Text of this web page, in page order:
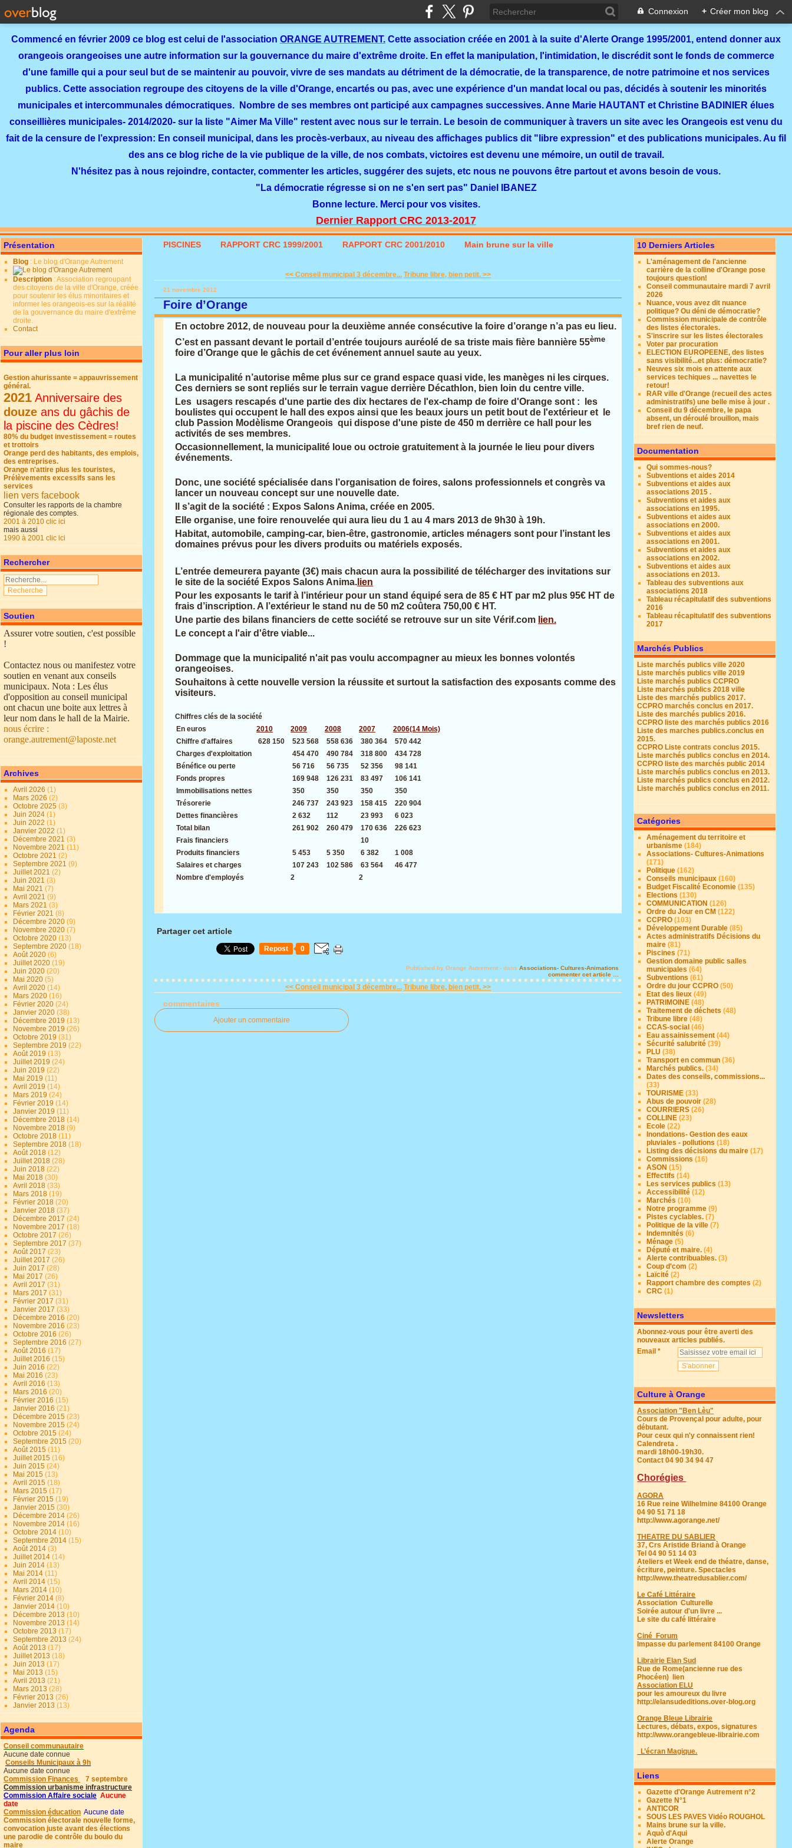
Connexion + Créer mon blog
Commencé en février 2009 ce blog est celui de l'association ORANGE AUTREMENT. Cette association créée en 2001 à la suite d'Alerte Orange 1995/2001, entend donner aux
orangeois orangeoises une autre information sur la gouvernance du maire d'extrême droite. En effet la manipulation, l'intimidation, le discrédit sont le fonds de commerce
d'une famille qui a pour seul but de se maintenir au pouvoir, vivre de ses mandats au détriment de la démocratie, de la transparence, de notre patrimoine et nos services
publics. Cette association regroupe des citoyens de la ville d'Orange, encartés ou pas, avec une expérience d'un mandat local ou pas, décidés à soutenir les minorités
municipales et intercommunales démocratiques. Nombre de ses membres ont participé aux campagnes successives. Anne Marie HAUTANT et Christine BADINIER élues
conseillières municipales- 2014/2020- sur la liste "Aimer Ma Ville" restent avec nous sur le terrain. Le besoin de communiquer à travers un site avec les Orangeois est venu du
fait de la censure de l’expression: En conseil municipal, dans les procès-verbaux, au niveau des affichages publics dit "libre expression" et des publications municipales. Au fil
des ans ce blog riche de la vie publique de la ville, de nos combats, victoires est devenu une mémoire, un outil de travail.
N'hésitez pas à nous rejoindre, contacter, commenter les articles, suggérer des sujets, etc nous ne pouvons être partout et avons besoin de vous.
"La démocratie régresse si on ne s'en sert pas" Daniel IBANEZ
Bonne lecture. Merci pour vos visites.
Dernier Rapport CRC 2013-2017
Présentation
Blog : Le blog d'Orange Autrement
Description : Association regroupant
des citoyens de la ville d'Orange, créée
pour soutenir les élus minoritaires et
informer les orangeois-es sur la réalité
de la gouvernance du maire d'extrême
droite.
Contact
Pour aller plus loin
Gestion ahurissante = appauvrissement
général.
2021 Anniversaire des
douze ans du gâchis de
la piscine des Cèdres!
80% du budget investissement = routes
et trottoirs
Orange perd des habitants, des emplois,
des entreprises.
Orange n'attire plus les touristes,
Prélèvements excessifs sans les
services
lien vers facebook
Consulter les rapports de la chambre
régionale des comptes.
2001 à 2010 clic ici
mais aussi
1990 à 2001 clic ici
Rechercher
Soutien
Assurer votre soutien, c'est possible
!
Contactez nous ou manifestez votre
soutien en venant aux conseils
municipaux. Nota : Les élus
d'opposition au conseil municipal
ont chacun une boite aux lettres à
leur nom dans le hall de la Mairie.
nous écrire :
orange.autrement@laposte.net
Archives
Avril 2026(1)
Mars 2026(2)
Octobre 2025(3)
Juin 2024(1)
Juin 2022(1)
Janvier 2022(1)
Décembre 2021(3)
Novembre 2021(11)
Octobre 2021(2)
Septembre 2021(9)
Juillet 2021(2)
Juin 2021(3)
Mai 2021(7)
Avril 2021(9)
Mars 2021(3)
Février 2021(8)
Décembre 2020(9)
Novembre 2020(7)
Octobre 2020(13)
Septembre 2020(18)
Août 2020(6)
Juillet 2020(19)
Juin 2020(20)
Mai 2020(5)
Avril 2020(14)
Mars 2020(16)
Février 2020(24)
Janvier 2020(38)
Décembre 2019(13)
Novembre 2019(26)
Octobre 2019(31)
Septembre 2019(22)
Août 2019(13)
Juillet 2019(24)
Juin 2019(22)
Mai 2019(11)
Avril 2019(14)
Mars 2019(24)
Février 2019(14)
Janvier 2019(11)
Décembre 2018(14)
Novembre 2018(9)
Octobre 2018(11)
Septembre 2018(18)
Août 2018(12)
Juillet 2018(28)
Juin 2018(22)
Mai 2018(30)
Avril 2018(33)
Mars 2018(19)
Février 2018(20)
Janvier 2018(37)
Décembre 2017(24)
Novembre 2017(18)
Octobre 2017(26)
Septembre 2017(37)
Août 2017(23)
Juillet 2017(26)
Juin 2017(28)
Mai 2017(26)
Avril 2017(31)
Mars 2017(31)
Février 2017(31)
Janvier 2017(33)
Décembre 2016(20)
Novembre 2016(23)
Octobre 2016(26)
Septembre 2016(27)
Août 2016(17)
Juillet 2016(15)
Juin 2016(22)
Mai 2016(23)
Avril 2016(13)
Mars 2016(20)
Février 2016(15)
Janvier 2016(21)
Décembre 2015(23)
Novembre 2015(24)
Octobre 2015(24)
Septembre 2015(20)
Août 2015(11)
Juillet 2015(16)
Juin 2015(24)
Mai 2015(13)
Avril 2015(18)
Mars 2015(17)
Février 2015(19)
Janvier 2015(30)
Décembre 2014(26)
Novembre 2014(16)
Octobre 2014(10)
Septembre 2014(15)
Août 2014(3)
Juillet 2014(14)
Juin 2014(13)
Mai 2014(11)
Avril 2014(15)
Mars 2014(10)
Février 2014(8)
Janvier 2014(10)
Décembre 2013(10)
Novembre 2013(14)
Octobre 2013(17)
Septembre 2013(24)
Août 2013(17)
Juillet 2013(18)
Juin 2013(17)
Mai 2013(15)
Avril 2013(21)
Mars 2013(28)
Février 2013(26)
Janvier 2013(13)
Agenda
Conseil communautaire
Aucune date connue
Conseils Municipaux à 9h
Aucune date connue
Commission Finances
7 septembre
Commission urbanisme infrastructure
Commission Affaire sociale Aucune
date
Commission éducation Aucune date
Commission électorale nouvelle forme,
convocation juste avant des élections
une parodie de contrôle du boulo du
maire
PISCINES RAPPORT CRC 1999/2001 RAPPORT CRC 2001/2010 Main brune sur la ville
<< Conseil municipal 3 décembre... Tribune libre, bien petit. >>
21 novembre 2012
Foire d’Orange
En octobre 2012, de nouveau pour la deuxième année consécutive la foire d’orange n’a pas eu lieu.
C’est en passant devant le portail d’entrée toujours auréolé de sa triste mais fière bannière 55ème
foire d’Orange que le gâchis decet événement annuel saute au yeux.
La municipalité n’autorise même plus sur ce grand espace quasi vide, les manèges ni les cirques.
Ces derniers se sont repliés sur le terrain vague derrière Décathlon, bien loin du centre ville.
Les usagers rescapés d'une partie des dix hectares de l'ex-champ de foire d'Orange sont : les
boulistes qui occupent le hall des expos ainsi que les beaux jours un petit bout de l'extérieur et le
club Passion Modèlisme Orangeois qui dispose d'une piste de 450 m derrière ce hall pour les
activités de ses membres.
Occasionnellement, la municipalité loue ou octroie gratuitement à la journée le lieu pour divers
événements.
Donc, une société spécialisée dans l’organisation de foires, salons professionnels et congrès va
lancer un nouveau concept sur une nouvelle date.
Il s’agit de la société : Expos Salons Anima, créée en 2005.
Elle organise, une foire renouvelée qui aura lieu du 1 au 4 mars 2013 de 9h30 à 19h.
Habitat, automobile, camping-car, bien-être, gastronomie, articles ménagers sont pour l’instant les
domaines prévus pour les divers produits ou matériels exposés.
L’entrée demeurera payante (3€) mais chacun aura la possibilité de télécharger des invitations sur
le site de la société Expos Salons Anima. lien
Pour les exposants le tarif à l’intérieur pour un stand équipé sera de 85 € HT par m2 plus 95€ HT de
frais d’inscription. A l’extérieur le stand nu de 50 m2 coûtera 750,00 € HT.
Une partie des bilans financiers de cette société se retrouve sur un site Vérif.com lien.
Le concept a l'air d'être viable...
Dommage que la municipalité n'ait pas voulu accompagner au mieux les bonnes volontés
orangeoises.
Souhaitons à cette nouvelle version la réussite et surtout la satisfaction des exposants comme des
visiteurs.
Chiffres clés de la société
En euros
2010 2009 2008 2007
2006(14 Mois)
Chiffre d'affaires
628 150 523 568 558 636 380 364
570 442
Charges d'exploitation
454 470 490 784 318 800
434 728
Bénéfice ou perte
56 716 56 735 52 356
98 141
Fonds propres
169 948 126 231 83 497
106 141
Immobilisations nettes
350 350 350
350
Trésorerie
246 737 243 923 158 415
220 904
Dettes financières
2 632 112 23 993
6 023
Total bilan
261 902 260 479 170 636
226 623
Frais financiers
10
Produits financiers
5 453 5 350 6 382
1 008
Salaires et charges
107 243 102 586 63 564
46 477
Nombre d'employés
2 2
Partager cet article
Repost 0
Published by Orange Autrement - dansAssociations- Cultures-Animations
commenter cet article …
<< Conseil municipal 3 décembre... Tribune libre, bien petit. >>
commentaires
Ajouter un commentaire
10 Derniers Articles
L'aménagement de l'ancienne
carrière de la colline d'Orange pose
toujours question!
Conseil communautaire mardi 7 avril
2026
Nuance, vous avez dit nuance
politique? Ou déni de démocratie?
Commission municipale de contrôle
des listes électorales.
S'inscrire sur les listes électorales
Voter par procuration
ELECTION EUROPEENE, des listes
sans visibilité...et plus: démocratie?
Neuves six mois en attente aux
services techiques ... navettes le
retour!
RAR ville d'Orange (recueil des actes
administratifs) une belle mise à jour .
Conseil du 9 décembre, le papa
absent, un déroulé brouillon, mais
bref rien de neuf.
Documentation
Qui sommes-nous?
Subventions et aides 2014
Subventions et aides aux
associations 2015 .
Subventions et aides aux
associations en 1995.
Subventions et aides aux
associations en 2000.
Subventions et aides aux
associations en 2001.
Subventions et aides aux
associations en 2002.
Subventions et aides aux
associations en 2013.
Tableau des subventions aux
associations 2018
Tableau récapitulatif des subventions
2016
Tableau récapitulatif des subventions
2017
Marchés Publics
Liste marchés publics ville 2020
Liste marchés publics ville 2019
Liste marchés publics CCPRO
Liste marchés publics 2018 ville
Liste des marchés publics 2017.
CCPRO marchés conclus en 2017.
Liste des marchés publics 2016.
CCPRO liste des marchés publics 2016
Liste des marches publics.conclus en
2015.
CCPRO Liste contrats conclus 2015.
Liste marchés publics conclus en 2014.
CCPRO liste des marchés public 2014
Liste marchés publics conclus en 2013.
Liste marchés publics conclus en 2012.
Liste marchés publics conclus en 2011.
Catégories
Aménagement du territoire et
urbanisme (184)
Associations- Cultures-Animations
(171)
Politique (162)
Conseils municipaux (160)
Budget Fiscalité Economie (135)
Elections (130)
COMMUNICATION (126)
Ordre du Jour en CM (122)
CCPRO (103)
Développement Durable (85)
Actes administratifs Décisions du
maire (81)
Piscines (71)
Gestion domaine public salles
municipales (64)
Subventions (61)
Ordre du jour CCPRO (50)
Etat des lieux (49)
PATRIMOINE (48)
Traitement de déchets (48)
Tribune libre (48)
CCAS-social (46)
Eau assainissement (44)
Sécurité salubrité (39)
PLU (38)
Transport en commun (36)
Marchés publics. (34)
Dates des conseils, commissions...
(33)
TOURISME (33)
Abus de pouvoir (28)
COURRIERS (26)
COLLINE (23)
Ecole (22)
Inondations- Gestion des eaux
pluviales - pollutions (18)
Listing des décisions du maire (17)
Commissions (16)
ASON (15)
Effectifs (14)
Les services publics (13)
Accessibilité (12)
Marchés (10)
Notre programme (9)
Pistes cyclables. (7)
Politique de la ville (7)
Indemnités (6)
Ménage (5)
Député et maire. (4)
Alerte contribuables. (3)
Coup d'com (2)
Laïcité (2)
Rapport chambre des comptes (2)
CRC (1)
Newsletters
Abonnez-vous pour être averti des
nouveaux articles publiés.
Email
Culture à Orange
Association "Ben Lèu"
Cours de Provençal pour adulte, pour
débutant.
Pour ceux qui n'y connaissent rien!
Calendreta .
mardi 18h00-19h30.
Contact 04 90 34 94 47
Chorégies
AGORA
16 Rue reine Wilhelmine 84100 Orange
04 90 51 71 18
http://www.agorange.net/
THEATRE DU SABLIER
37, Crs Aristide Briand à Orange
Tel 04 90 51 14 03
Ateliers et Week end de théatre, danse,
écriture, peinture. Spectacles
http://www.theatredusablier.com/
Le Café Littéraire
Association Culturelle
Soirée autour d'un livre ...
Le site du café littéraire
Ciné Forum
Impasse du parlement 84100 Orange
Librairie Elan Sud
Rue de Rome(ancienne rue des
Phocéen)
lien
Association ELU
pour les amoureux du livre
http://elansudeditions.over-blog.org
Orange Bleue Librairie
Lectures, débats, expos, signatures
http://www.orangebleue-librairie.com
L’écran Magique.
Liens
Gazette d'Orange Autrement n°2
Gazette N°1
ANTICOR
SOUS LES PAVES Vidéo ROUGHOL
Mains brune sur la ville.
Aquò d'Aqui
Alerte Orange